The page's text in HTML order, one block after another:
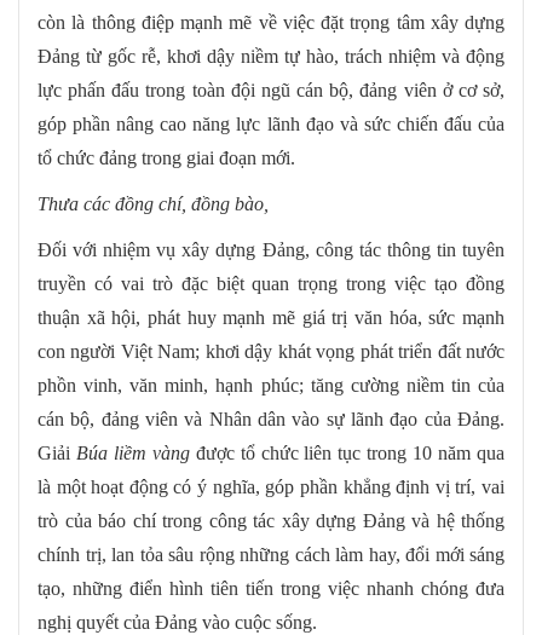
còn là thông điệp mạnh mẽ về việc đặt trọng tâm xây dựng
Đảng từ gốc rễ, khơi dậy niềm tự hào, trách nhiệm và động
lực phấn đấu trong toàn đội ngũ cán bộ, đảng viên ở cơ sở,
góp phần nâng cao năng lực lãnh đạo và sức chiến đấu của
tổ chức đảng trong giai đoạn mới.
Thưa các đồng chí, đồng bào,
Đối với nhiệm vụ xây dựng Đảng, công tác thông tin tuyên
truyền có vai trò đặc biệt quan trọng trong việc tạo đồng
thuận xã hội, phát huy mạnh mẽ giá trị văn hóa, sức mạnh
con người Việt Nam; khơi dậy khát vọng phát triển đất nước
phồn vinh, văn minh, hạnh phúc; tăng cường niềm tin của
cán bộ, đảng viên và Nhân dân vào sự lãnh đạo của Đảng.
Giải Búa liềm vàngđược tổ chức liên tục trong 10 năm qua
là một hoạt động có ý nghĩa, góp phần khẳng định vị trí, vai
trò của báo chí trong công tác xây dựng Đảng và hệ thống
chính trị, lan tỏa sâu rộng những cách làm hay, đổi mới sáng
tạo, những điển hình tiên tiến trong việc nhanh chóng đưa
nghị quyết của Đảng vào cuộc sống.